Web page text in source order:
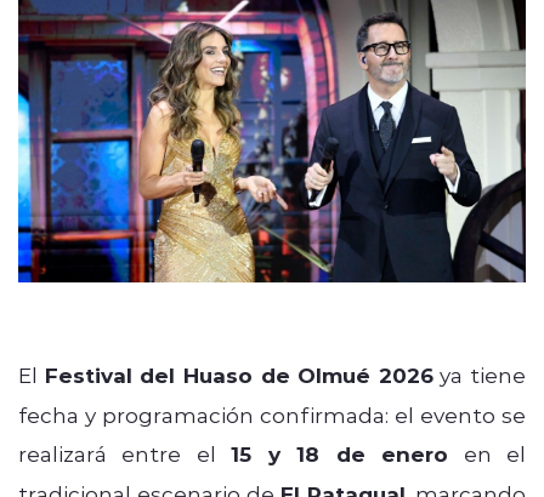
El Festival del Huaso de Olmué 2026ya tiene
fecha y programación confirmada: el evento se
realizará entre el15 y 18 de enero en el